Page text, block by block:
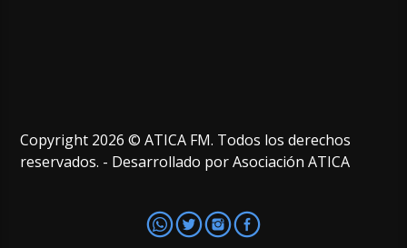
Copyright 2026 © ATICA FM. Todos los derechos
reservados. - Desarrollado por Asociación ATICA